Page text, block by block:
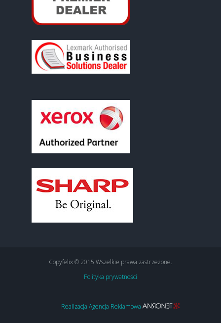
Copyfelix © 2015 Wszelkie prawa zastrzeżone.
Polityka prywatności
Realizacja Agencja Reklamowa